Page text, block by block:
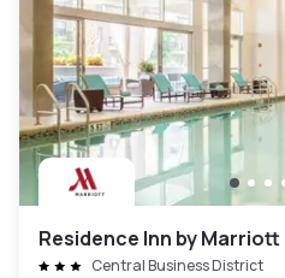
Residence Inn by
Central Business District